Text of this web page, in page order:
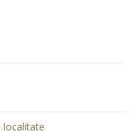
localitate